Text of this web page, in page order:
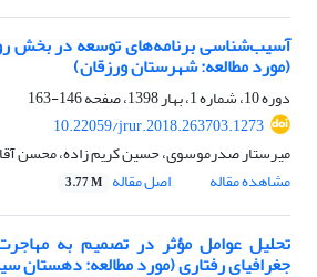
آسیب‌شناسی برنامه‌های توسعه در بخش
(مورد مطالعه: شهرستان ورزقان)
دوره 10، شماره 1، بهار 1398، صفحه
146-163
10.22059/jrur.2018.263703.1273
میرستار صدرموسوی، حسین کریم زاده، محسن
مشاهده مقاله
اصل مقاله 3.77 M
تحلیل عوامل مؤثر در تصمیم به
جغرافیای رفتاری (مورد مطالعه: دهستان